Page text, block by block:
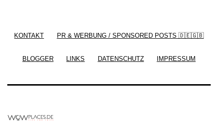
KONTAKT PR & WERBUNG / SPONSORED POSTS 🇩🇪🇬🇧
BLOGGER LINKS DATENSCHUTZ IMPRESSUM